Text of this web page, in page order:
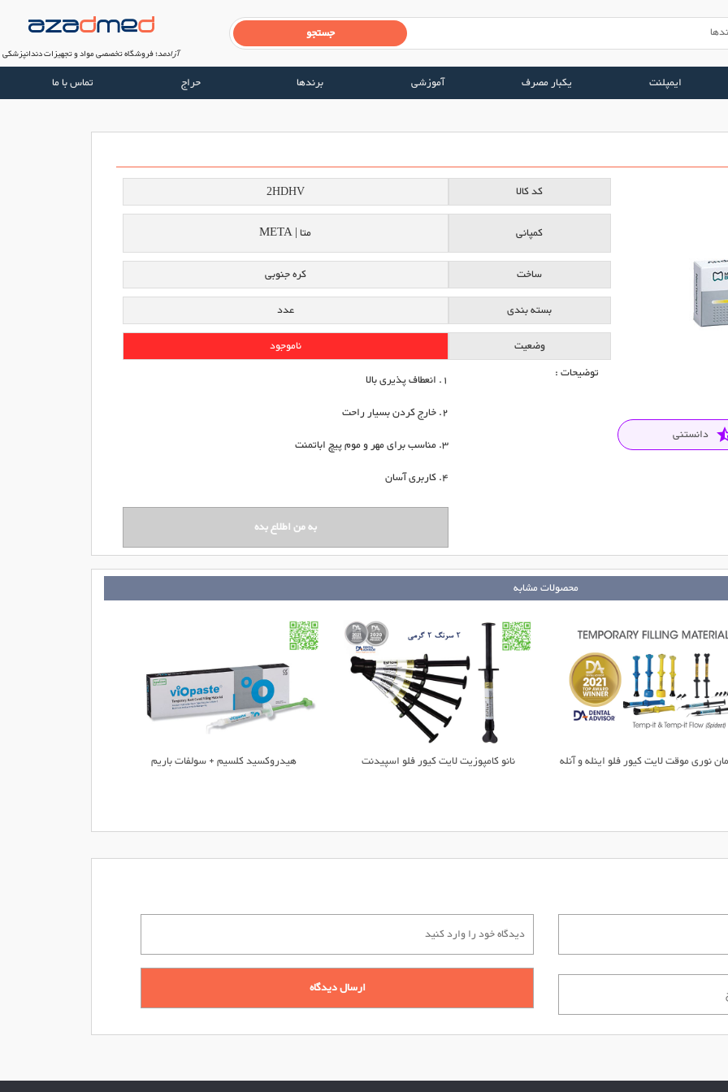
آزادمد؛ فروشگاه تخصصی مواد و تجهیزات دندانپزشکی
ایمپلنت یکبار مصرف آموزشی برندها حراج تماس با ما
دانستنی
کد کالا 2HDHV
کمپانی متا | META
ساخت
کره جنوبی
بسته بندی
عدد
وضعیت
ناموجود
توضیحات :
انعطاف پذیری بالا
خارج کردن بسیار راحت
مناسب برای مهر و موم پیچ اباتمنت
کاربری آسان
محصولات مشابه
نوری موقت لایت کیور فلو اینله و آنله نانو کامپوزیت لایت کیور فلو اسپیدنت هیدروکسید کلسیم + سولفات باریم